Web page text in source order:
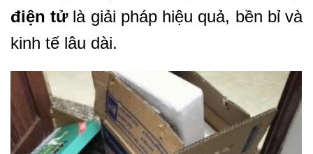
điện tửlà giải pháp hiệu quả, bền bỉ và
kinh tế lâu dài.